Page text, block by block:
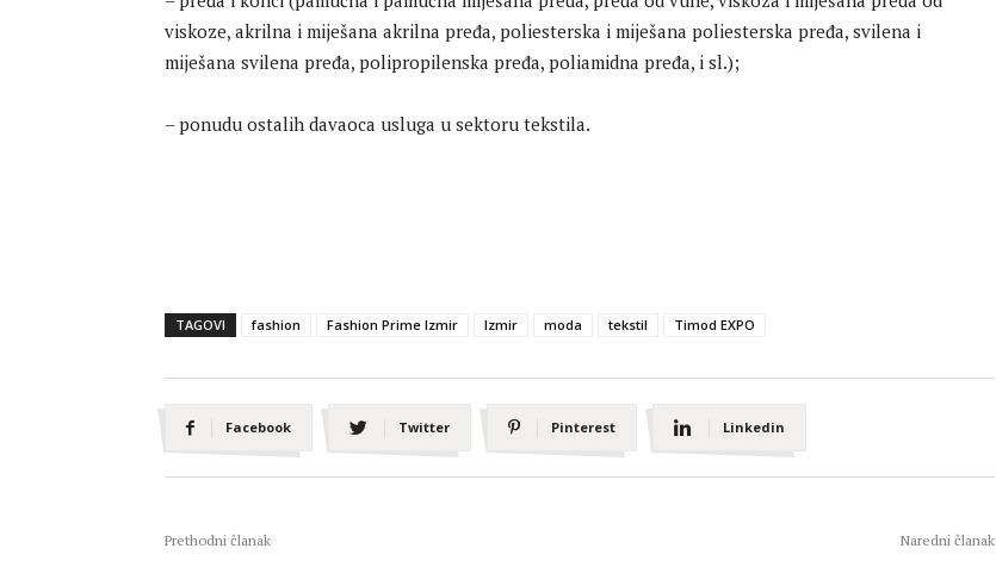
viskoze, akrilna i miješana akrilna pređa, poliesterska i miješana poliesterska pređa, svilena i
miješana svilena pređa, polipropilenska pređa, poliamidna pređa, i sl.);
– ponudu ostalih davaoca usluga u sektoru tekstila.
TAGOVI fashion Fashion Prime Izmir Izmir moda tekstil Timod EXPO
Facebook Twitter Pinterest Linkedin
Prethodni članak Naredni članak